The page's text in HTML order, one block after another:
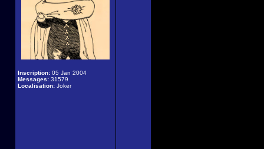
Inscription: 05 Jan 2004
Messages: 31579
Localisation: Joker